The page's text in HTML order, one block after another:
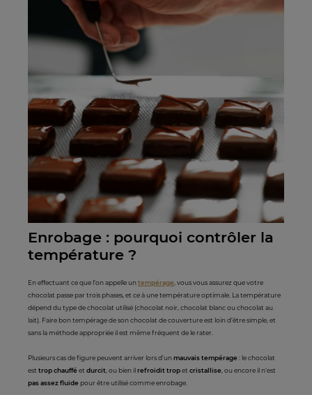
Enrobage : pourquoi contrôler la
température ?
En effectuant ce que l’on appelle untempérage , vous vous assurez que votre
chocolat passe par trois phases, et ce à une température optimale. La température
dépend du type de chocolat utilisé (chocolat noir, chocolat blanc ou chocolat au
lait). Faire bon tempérage de son chocolat de couverture est loin d’être simple, et
sans la méthode appropriée il est même fréquent de le rater.
Plusieurs cas de figure peuvent arriver lors d’unmauvais tempérage: le chocolat
est trop chaufféet durcit, ou bien il refroidit tropet cristallise, ou encore il n’est
pas assez fluidepour être utilisé comme enrobage.